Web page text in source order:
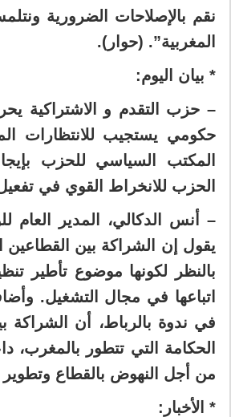
نقم بالإصلاحات الضرورية
المغربية”. (حوار).
* بيان اليوم:
– حزب التقدم و الاشتراكية
حكومي يستجيب للانتظارات
المكتب السياسي للحزب
الحزب للانخراط القوي في
– أنس الدكالي، المدير العام
يقول إن الشراكة بين
بالنظر لكونها موضوع تأطير
اتباعها في مجال التشغيل.
في ندوة بالرباط، أن الشراكة
الحكامة التي تتطور بالمغرب،
من أجل النهوض بالقطاع
* الأخبار: